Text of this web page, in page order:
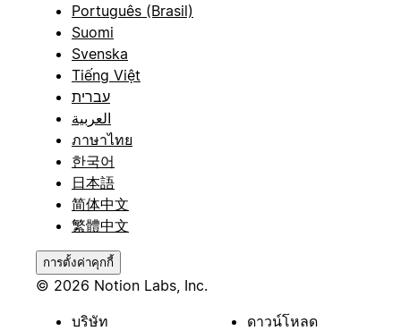
Português (Brasil)
Suomi
Svenska
Tiếng Việt
עברית
العربية
ภาษาไทย
한국어
日本語
简体中文
繁體中文
การตั้งค่าคุกกี้
© 2026 Notion Labs, Inc.
บริษัท
ดาวน์โหลด